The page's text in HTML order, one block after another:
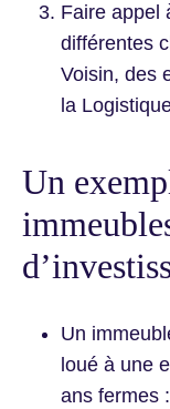
Faire appel
différentes
Voisin, des
la
Un
Un
loué à une
ans fermes